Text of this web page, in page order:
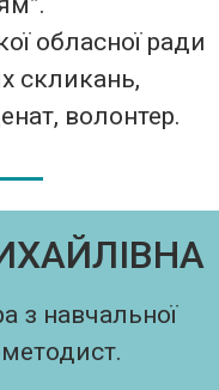
обласної ради
скликань,
волонтер.
з навчальної